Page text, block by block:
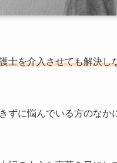
士を介入させても解決し
ずに悩んでいる方のなか